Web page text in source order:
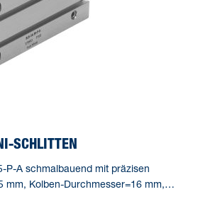
SCHLITTEN
P-A schmalbauend mit präzisen
mm, Kolben-Durchmesser=16 mm,